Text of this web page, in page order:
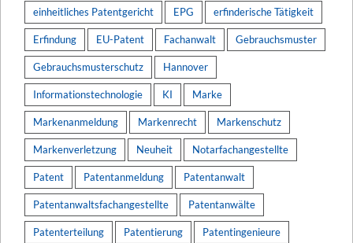
einheitliches Patentgericht EPG erfinderische Tätigkeit
Erfindung EU-Patent Fachanwalt Gebrauchsmuster
Gebrauchsmusterschutz Hannover
Informationstechnologie KI Marke
Markenanmeldung Markenrecht Markenschutz
Markenverletzung Neuheit Notarfachangestellte
Patent Patentanmeldung Patentanwalt
Patentanwaltsfachangestellte Patentanwälte
Patenterteilung Patentierung Patentingenieure